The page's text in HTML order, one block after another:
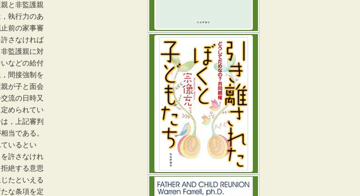
と非監護親
執行力のあ
前の家事審
さなければ
監護親に対
などの給付
間接強制を
が子と面会
流の日時又
められてい
，上記審判
当である。
いるとい
許さなけれ
絶する意思
たといえる
な条項を定